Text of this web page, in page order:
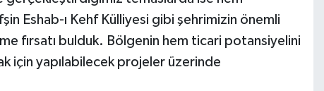
Eshab-ı Kehf Külliyesi gibi şehrimizin önemli
fırsatı bulduk. Bölgenin hem ticari potansiyelini
için yapılabilecek projeler üzerinde